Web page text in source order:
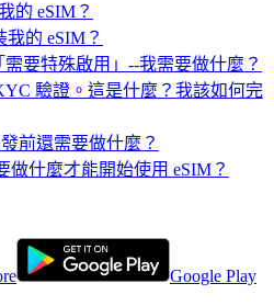
的 eSIM？
的 eSIM？
要特殊啟用」--我需要做什麼？
驗證。這是什麼？我該如何完
前還需要做什麼？
做什麼才能開始使用 eSIM？
Google Play